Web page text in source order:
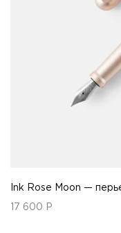
Ink Rose Moon —
17 600 Р